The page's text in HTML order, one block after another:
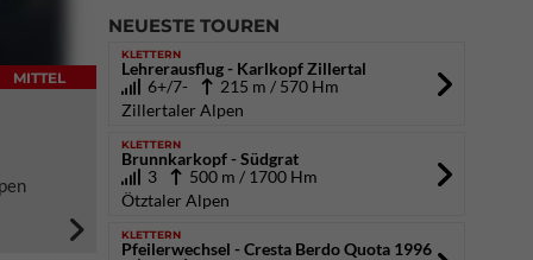
MITTEL
NEUESTE TOUREN
KLETTERN
Lehrerausflug - Karlkopf Zillertal
6+/7-
215 m / 570 Hm
Zillertaler Alpen
KLETTERN
Brunnkarkopf - Südgrat
3
500 m / 1700 Hm
Ötztaler Alpen
KLETTERN
Pfeilerwechsel - Cresta Berdo Quota 1996